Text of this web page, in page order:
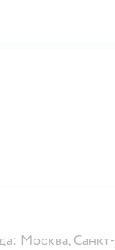
Москва, Санкт-